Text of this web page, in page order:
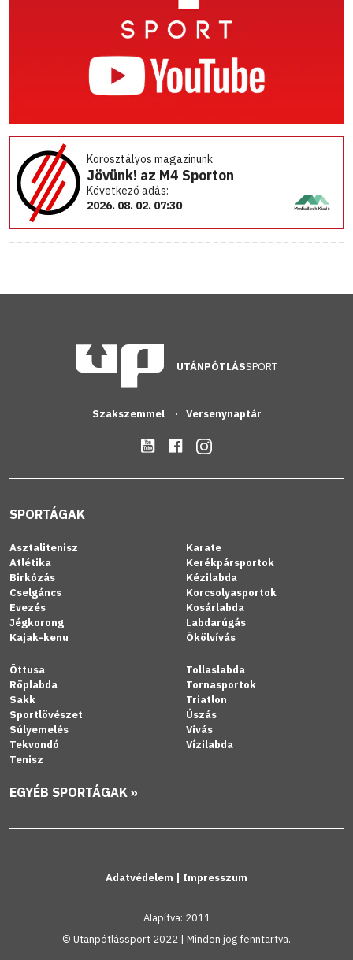
Korosztályos magazinunk
Jövünk! az M4 Sporton
Következő adás:
2026. 08. 02. 07:30
UTÁNPÓTLÁSSPORT
Szakszemmel Versenynaptár
SPORTÁGAK
Asztalitenisz
Atlétika
Birkózás
Cselgáncs
Evezés
Jégkorong
Kajak-kenu
Karate
Kerékpársportok
Kézilabda
Korcsolyasportok
Kosárlabda
Labdarúgás
Ökölvívás
Öttusa
Röplabda
Sakk
Sportlövészet
Súlyemelés
Tekvondó
Tenisz
Tollaslabda
Tornasportok
Triatlon
Úszás
Vívás
Vízilabda
EGYÉB SPORTÁGAK »
Adatvédelem | Impresszum
Alapítva: 2011
© Utanpótlássport 2022 | Minden jog fenntartva.